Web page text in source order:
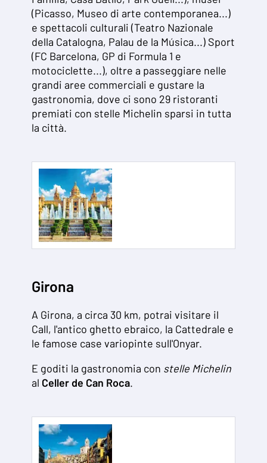
(Picasso, Museo di arte contemporanea...)
e spettacoli culturali (Teatro Nazionale
della Catalogna, Palau de la Música...) Sport
(FC Barcelona, ​​GP di Formula 1 e
motociclette...), oltre a passeggiare nelle
grandi aree commerciali e gustare la
gastronomia, dove ci sono 29 ristoranti
premiati con stelle Michelin sparsi in tutta
la città.
Girona
A Girona, a circa 30 km, potrai visitare il
Call, l'antico ghetto ebraico, la Cattedrale e
le famose case variopinte sull'Onyar.
E goditi la gastronomia con stelle Michelin
al Celler de Can Roca.